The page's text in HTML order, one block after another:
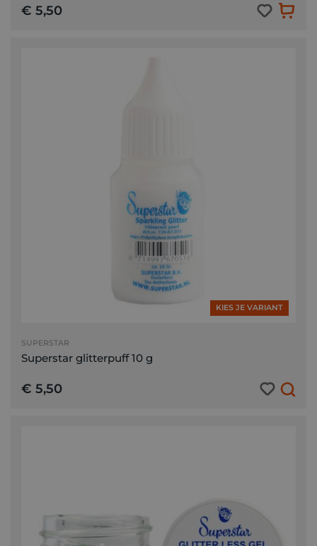
€ 5,50
KIES JE VARIANT
SUPERSTAR
Superstar glitterpuff 10 g
€ 5,50